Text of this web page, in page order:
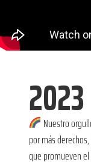
2023
Nuestro
por más
que promueven